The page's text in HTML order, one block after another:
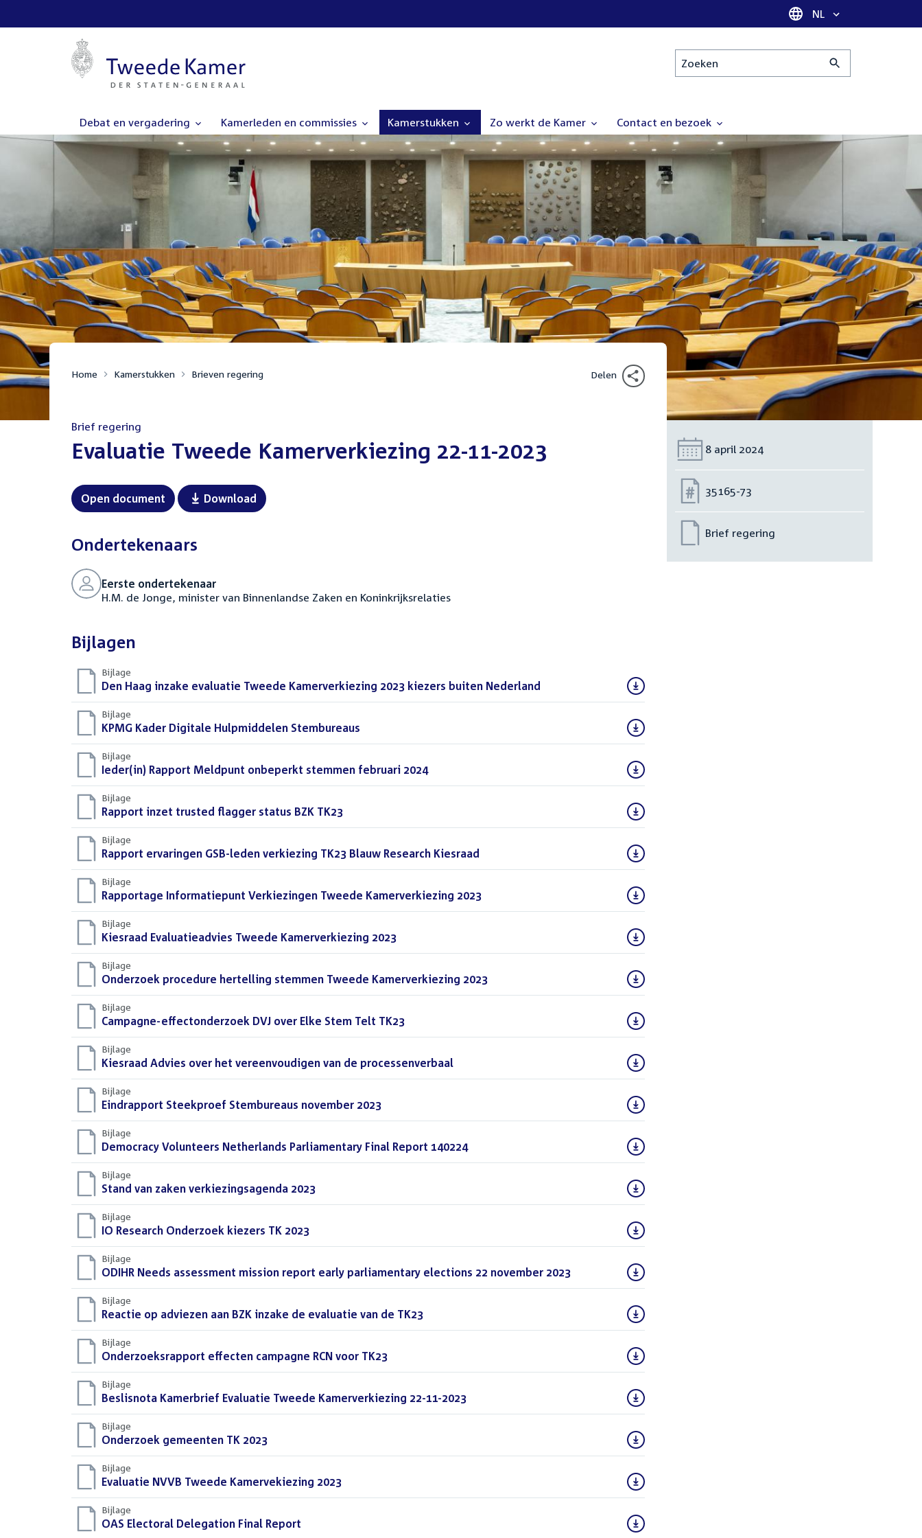
Taal selectie
NL
Zoeken
Debat en vergadering Kamerleden en commissies Kamerstukken Zo werkt de Kamer Contact en bezoek
Home Kamerstukken Brieven regering Delen
Brief regering
:Evaluatie Tweede Kamerverkiezing 22-11-2023
Open document Download
Ondertekenaars
Eerste ondertekenaar
H.M. de Jonge, minister van Binnenlandse Zaken en Koninkrijksrelaties
Bijlagen
Bijlage
Download
bestand:
Den Haag inzake evaluatie Tweede Kamerverkiezing 2023 kiezers buiten Nederland
Bijlage
Download
bestand:
KPMG Kader Digitale Hulpmiddelen Stembureaus
Bijlage
Download
bestand:
Ieder(in) Rapport Meldpunt onbeperkt stemmen februari 2024(PDF)
Bijlage
Download
bestand:
Rapport inzet trusted flagger status BZK TK23
Bijlage
Download
bestand:
Rapport ervaringen GSB-leden verkiezing TK23 Blauw Research Kiesraad
Bijlage
Download
bestand:
Rapportage Informatiepunt Verkiezingen Tweede Kamerverkiezing 2023
Bijlage
Download
bestand:
Kiesraad Evaluatieadvies Tweede Kamerverkiezing 2023
Bijlage
Download
bestand:
Onderzoek procedure hertelling stemmen Tweede Kamerverkiezing 2023
Bijlage
Download
bestand:
Campagne-effectonderzoek DVJ over Elke Stem Telt TK23
Bijlage
Download
bestand:
Kiesraad Advies over het vereenvoudigen van de processenverbaal
Bijlage
Download
bestand:
Eindrapport Steekproef Stembureaus november 2023
Bijlage
Download
bestand:
Democracy Volunteers Netherlands Parliamentary Final Report 140224(PDF)
Bijlage
Download
bestand:
Stand van zaken verkiezingsagenda 2023
Bijlage
Download
bestand:
IO Research Onderzoek kiezers TK 2023
Bijlage
Download
bestand:
ODIHR Needs assessment mission report early parliamentary elections 22 november 2023
Bijlage
Download
bestand:
Reactie op adviezen aan BZK inzake de evaluatie van de TK23
Bijlage
Download
bestand:
Onderzoeksrapport effecten campagne RCN voor TK23
Bijlage
Download
bestand:
Beslisnota Kamerbrief Evaluatie Tweede Kamerverkiezing 22-11-2023
Bijlage
Download
bestand:
Onderzoek gemeenten TK 2023
Bijlage
Download
bestand:
Evaluatie NVVB Tweede Kamervekiezing 2023
Bijlage
Download
OAS Electoral Delegation Final Report
Datum:
8 april 2024
Nummer:
35165-73
Brief regering